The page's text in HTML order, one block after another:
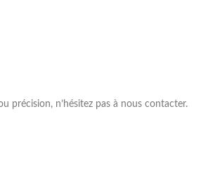
précision, n’hésitez pas à nous contacter.